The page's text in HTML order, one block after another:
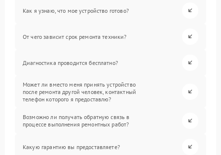
Как я узнаю, что мое устройство готово?
От чего зависит срок ремонта техники?
Диагностика проводится бесплатно?
Может ли вместо меня принять устройство
после ремонта другой человек, контактный
телефон которого я предоставлю?
Возможно ли получать обратную связь в
процессе выполнения ремонтных работ?
Какую гарантию вы предоставляете?